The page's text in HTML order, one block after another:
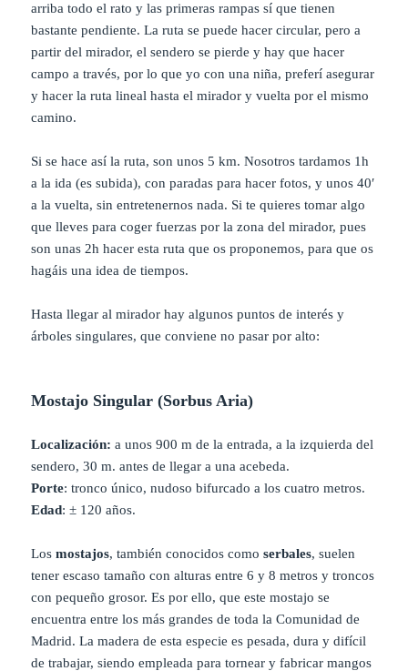
arriba todo el rato y las primeras rampas sí que tienen
bastante pendiente. La ruta se puede hacer circular, pero a
partir del mirador, el sendero se pierde y hay que hacer
campo a través, por lo que yo con una niña, preferí asegurar
y hacer la ruta lineal hasta el mirador y vuelta por el mismo
camino.
Si se hace así la ruta, son unos 5 km. Nosotros tardamos 1h
a la ida (es subida), con paradas para hacer fotos, y unos 40′
a la vuelta, sin entretenernos nada. Si te quieres tomar algo
que lleves para coger fuerzas por la zona del mirador, pues
son unas 2h hacer esta ruta que os proponemos, para que os
hagáis una idea de tiempos.
Hasta llegar al mirador hay algunos puntos de interés y
árboles singulares, que conviene no pasar por alto:
Mostajo Singular (Sorbus Aria)
Localización:a unos 900 m de la entrada, a la izquierda del
sendero, 30 m. antes de llegar a una acebeda.
Porte: tronco único, nudoso bifurcado a los cuatro metros.
Edad: ± 120 años.
Losmostajos, también conocidos comoserbales, suelen
tener escaso tamaño con alturas entre 6 y 8 metros y troncos
con pequeño grosor. Es por ello, que este mostajo se
encuentra entre los más grandes de toda la Comunidad de
Madrid. La madera de esta especie es pesada, dura y difícil
de trabajar, siendo empleada para tornear y fabricar mangos